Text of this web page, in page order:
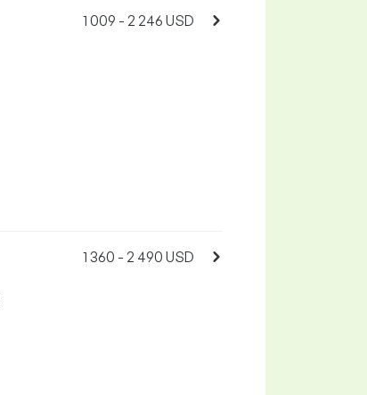
1 009 - 2 246 USD
1 360 - 2 490 USD